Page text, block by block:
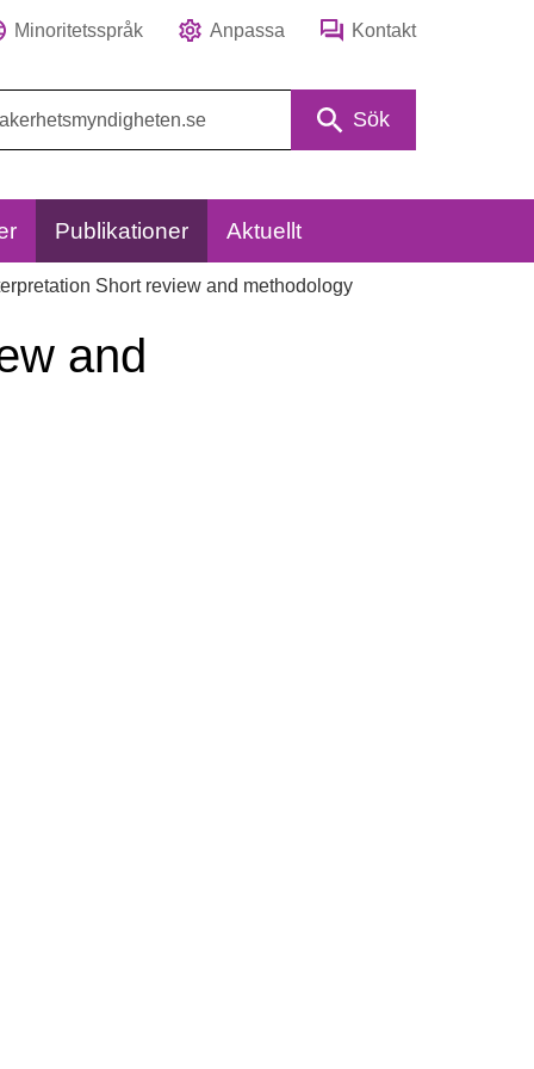
Minoritetsspråk Anpassa Kontakt
Sök
Publikationer Aktuellt
Short review and methodology
and